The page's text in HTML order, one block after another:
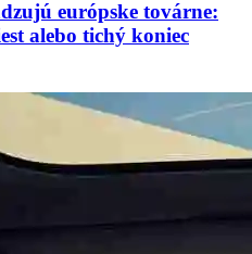
európske továrne:
alebo tichý koniec